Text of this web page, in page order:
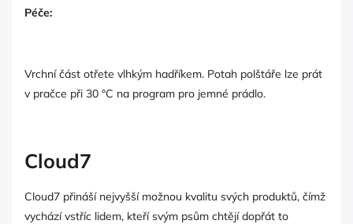
Péče:
Vrchní část otřete vlhkým hadříkem. Potah polštáře lze prát
v pračce při 30 °C na program pro jemné prádlo.
Cloud7
Cloud7 přináší nejvyšší možnou kvalitu svých produktů, čímž
vychází vstříc lidem, kteří svým psům chtějí dopřát to